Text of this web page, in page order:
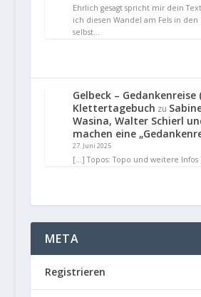
Ehrlich gesagt spricht mir dein
ich diesen Wandel am Fels in
selbst…
Gelbeck – Gedankenreise
Klettertagebuch zu
Wasina, Walter Schierl
machen eine
27. Juni 2025
[…] Topos: Topo und weitere
META
Registrieren